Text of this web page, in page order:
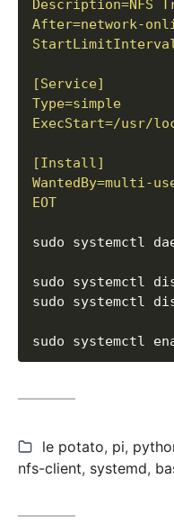
EOT
categories:
le potato, pi,
nfs-client, systemd,